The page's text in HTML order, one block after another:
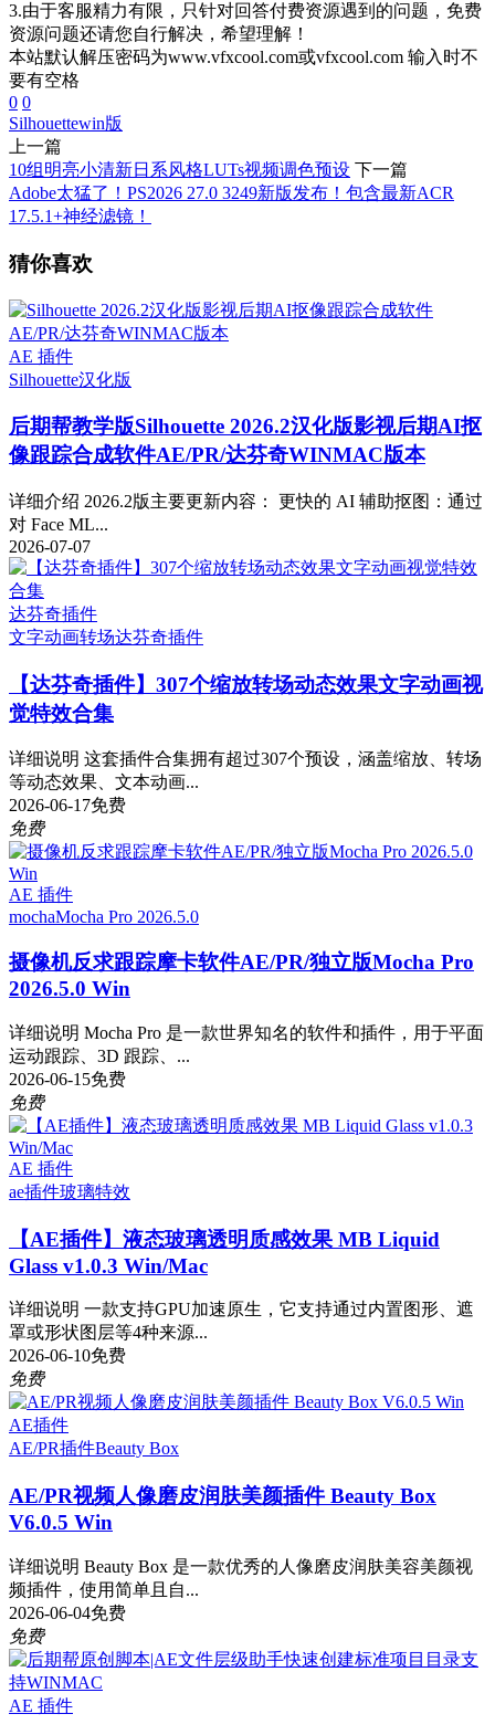
3.由于客服精力有限，只针对回答付费资源遇到的问题，免费
资源问题还请您自行解决，希望理解！
本站默认解压密码为www.vfxcool.com或vfxcool.com 输入时不
要有空格
0 0
Silhouettewin版
上一篇
10组明亮小清新日系风格LUTs视频调色预设 下一篇
Adobe太猛了！PS2026 27.0 3249新版发布！包含最新ACR
17.5.1+神经滤镜！
猜你喜欢
AE 插件
Silhouette汉化版
后期帮教学版Silhouette 2026.2汉化版影视后期AI抠
像跟踪合成软件AE/PR/达芬奇WINMAC版本
详细介绍 2026.2版主要更新内容： 更快的 AI 辅助抠图：通过
对 Face ML...
2026-07-07
达芬奇插件
文字动画转场达芬奇插件
【达芬奇插件】307个缩放转场动态效果文字动画视
觉特效合集
详细说明 这套插件合集拥有超过307个预设，涵盖缩放、转场
等动态效果、文本动画...
2026-06-17免费
免费
AE 插件
mochaMocha Pro 2026.5.0
摄像机反求跟踪摩卡软件AE/PR/独立版Mocha Pro
2026.5.0 Win
详细说明 Mocha Pro 是一款世界知名的软件和插件，用于平面
运动跟踪、3D 跟踪、...
2026-06-15免费
免费
AE 插件
ae插件玻璃特效
【AE插件】液态玻璃透明质感效果 MB Liquid
Glass v1.0.3 Win/Mac
详细说明 一款支持GPU加速原生，它支持通过内置图形、遮
罩或形状图层等4种来源...
2026-06-10免费
免费
AE插件
AE/PR插件Beauty Box
AE/PR视频人像磨皮润肤美颜插件 Beauty Box
V6.0.5 Win
详细说明 Beauty Box 是一款优秀的人像磨皮润肤美容美颜视
频插件，使用简单且自...
2026-06-04免费
免费
AE 插件